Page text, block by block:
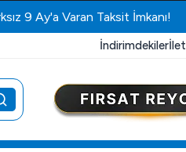
9 Ay'a Varan Taksit İmkanı!
İndirimdekiler